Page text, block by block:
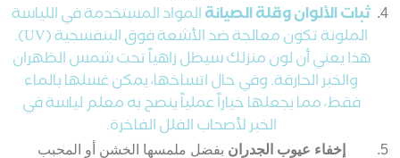
ثبات الألوان وقلة الصيانةالمواد المستخدمة في اللياسة
الملونة تكون معالجة ضد الأشعة فوق البنفسجية (UV).
هذا يعني أن لون منزلك سيظل زاهياً تحت شمس الظهران
والخبر الحارقة. وفي حال اتساخها، يمكن غسلها بالماء
فقط، مما يجعلها خياراً عملياً ينصح به معلم لياسة في
الخبر لأصحاب الفلل الفاخرة.
إخفاء عيوب الجدران بفضل ملمسها الخشن أو المحبب